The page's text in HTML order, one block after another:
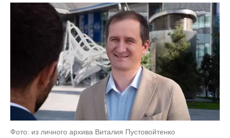
Фото: из личного архива Виталия Пустовойтенко